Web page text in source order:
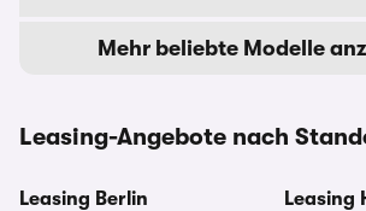
Mehr beliebte Modelle
Leasing-Angebote nach
Leasing Berlin Leasing